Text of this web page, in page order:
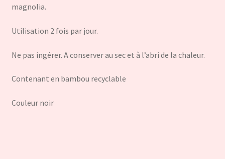
magnolia.
Utilisation 2 fois par jour.
Ne pas ingérer. A conserver au sec et à l’abri de la chaleur.
Contenant en bambou recyclable
Couleur noir